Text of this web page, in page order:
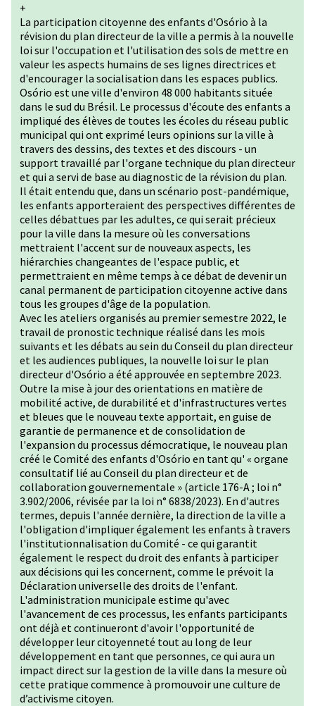
+
La participation citoyenne des enfants d'Osório à la
révision du plan directeur de la ville a permis à la nouvelle
loi sur l'occupation et l'utilisation des sols de mettre en
valeur les aspects humains de ses lignes directrices et
d'encourager la socialisation dans les espaces publics.
Osório est une ville d'environ 48 000 habitants située
dans le sud du Brésil. Le processus d'écoute des enfants a
impliqué des élèves de toutes les écoles du réseau public
municipal qui ont exprimé leurs opinions sur la ville à
travers des dessins, des textes et des discours - un
support travaillé par l'organe technique du plan directeur
et qui a servi de base au diagnostic de la révision du plan.
Il était entendu que, dans un scénario post-pandémique,
les enfants apporteraient des perspectives différentes de
celles débattues par les adultes, ce qui serait précieux
pour la ville dans la mesure où les conversations
mettraient l'accent sur de nouveaux aspects, les
hiérarchies changeantes de l'espace public, et
permettraient en même temps à ce débat de devenir un
canal permanent de participation citoyenne active dans
tous les groupes d'âge de la population.
Avec les ateliers organisés au premier semestre 2022, le
travail de pronostic technique réalisé dans les mois
suivants et les débats au sein du Conseil du plan directeur
et les audiences publiques, la nouvelle loi sur le plan
directeur d'Osório a été approuvée en septembre 2023.
Outre la mise à jour des orientations en matière de
mobilité active, de durabilité et d'infrastructures vertes
et bleues que le nouveau texte apportait, en guise de
garantie de permanence et de consolidation de
l'expansion du processus démocratique, le nouveau plan
créé le Comité des enfants d'Osório en tant qu' « organe
consultatif lié au Conseil du plan directeur et de
collaboration gouvernementale » (article 176-A ; loi n°
3.902/2006, révisée par la loi n° 6838/2023). En d'autres
termes, depuis l'année dernière, la direction de la ville a
l'obligation d'impliquer également les enfants à travers
l'institutionnalisation du Comité - ce qui garantit
également le respect du droit des enfants à participer
aux décisions qui les concernent, comme le prévoit la
Déclaration universelle des droits de l'enfant.
L'administration municipale estime qu'avec
l'avancement de ces processus, les enfants participants
ont déjà et continueront d'avoir l'opportunité de
développer leur citoyenneté tout au long de leur
développement en tant que personnes, ce qui aura un
impact direct sur la gestion de la ville dans la mesure où
cette pratique commence à promouvoir une culture de
d’activisme citoyen.